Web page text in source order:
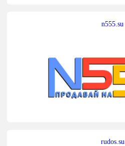
n555.su
rudos.su